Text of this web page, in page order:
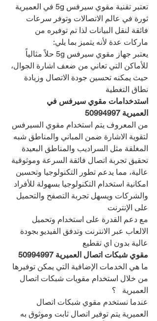
تعتبر تقنية مقوي سيرفس 5g في العميرية
ثورة في عالم الاتصالات وتوفر سرعات
فائقة لنقل البيانات لذا تم توفيره من
ماركات عدة لأنه يتميز بما يلي:
يعتبر جهاز مقوي سيرفس 5g حلاً مثالياً
للأماكن التي تعاني من ضعف اشارة الجوال،
حيث يمكنه تحسين جودة الاتصال وزيادة
نطاق التغطية
استدخدامات مقوي سيرفس في
العميرية 50994997
من المعروف يتم استخدام مقوي السيرفس
لتقوية الاشارة ضمن المباني والمناطق شبه
المغلقة مثل السراديب والمناطق البعيدة
تحقيق تجربة اتصال فائقة السرعة وموثوقية
عالية، مما يدعم تطور التكنولوجيا وتحسين
امكانية استخدام التكنولوجيا بسهولة للأفراد
والشركات ويسهل تجربة التصفح والتحميل
على الإنترنت
مع دعم القدرة على استخدام وتحميل
الالعاب عبر الانترنت وتدفق الفيديو بجودة
عالية بدون اي تقطيع
مقوي شبكات اتصال العميرية 50994997
ما هي الخدمات الإضافية التي يمكن توفيرها
من خلال استخدام مقويات شبكات اتصال
العميرية   ؟
عندما نستخدم مقوي شبكات اتصال
العميرية يتم توفير اتصال ثابت وموثوق به